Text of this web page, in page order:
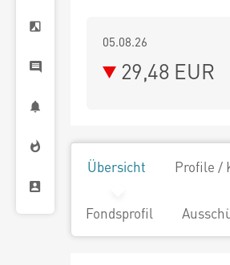
05.08.26
29,48 EUR
Übersicht Profile /
Fondsprofil